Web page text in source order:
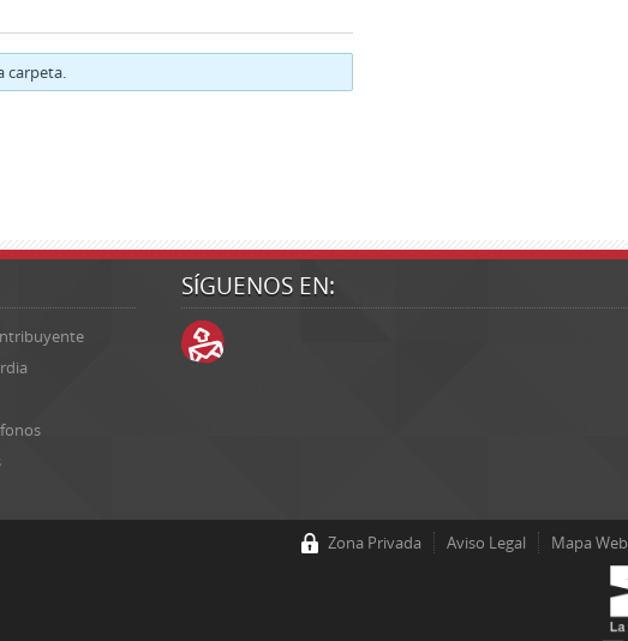
carpeta.
SÍGUENOS EN:
Zona Privada Aviso Legal Mapa Web